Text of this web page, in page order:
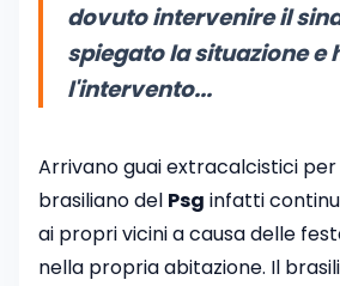
dovuto intervenire il
spiegato la situazione e
l'intervento...
Arrivano guai extracalcistici per
brasiliano del Psg infatti
ai propri vicini a causa delle
nella propria abitazione. Il